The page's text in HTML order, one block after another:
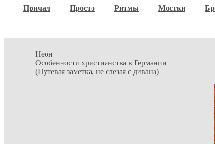
–––––Причал–––––Просто–––––Ритмы–––––Мостки–––––
Неон
Особенности христианства в Германии
(Путевая заметка, не слезая с дивана)